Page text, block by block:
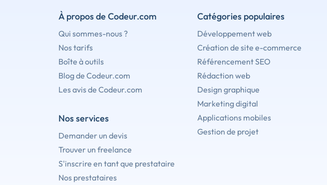
À propos de Codeur.com
Qui sommes-nous ?
Nos tarifs
Boîte à outils
Blog de Codeur.com
Les avis de Codeur.com
Nos services
Demander un devis
Trouver un freelance
S'inscrire en tant que prestataire
Nos prestataires
Catégories populaires
Développement web
Création de site e-commerce
Référencement SEO
Rédaction web
Design graphique
Marketing digital
Applications mobiles
Gestion de projet